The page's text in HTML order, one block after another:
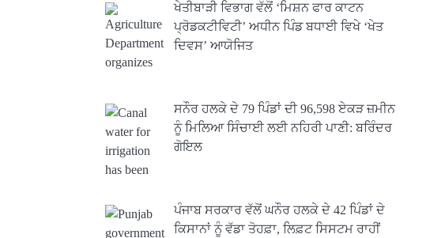
ਖੇਤੀਬਾੜੀ ਵਿਭਾਗ ਵੱਲੋਂ ‘ਮਿਸ਼ਨ ਫਾਰ ਕਾਟਨ
ਪ੍ਰੋਡਕਟੀਵਿਟੀ’ ਅਧੀਨ ਪਿੰਡ ਬਧਾਈ ਵਿਖੇ ‘ਖੇਤ
ਦਿਵਸ’ ਆਯੋਜਿਤ
ਸਨੌਰ ਹਲਕੇ ਦੇ 79 ਪਿੰਡਾਂ ਦੀ 96,598 ਏਕੜ ਜ਼ਮੀਨ
ਨੂੰ ਮਿਲਿਆ ਸਿੰਚਾਈ ਲਈ ਨਹਿਰੀ ਪਾਣੀ: ਬਰਿੰਦਰ
ਗੋਇਲ
ਪੰਜਾਬ ਸਰਕਾਰ ਵੱਲੋਂ ਘਨੌਰ ਹਲਕੇ ਦੇ 42 ਪਿੰਡਾਂ ਦੇ
ਕਿਸਾਨਾਂ ਨੂੰ ਵੱਡਾ ਤੋਹਫ਼ਾ, ਲਿਫ਼ਟ ਸਿਸਟਮ ਰਾਹੀਂ